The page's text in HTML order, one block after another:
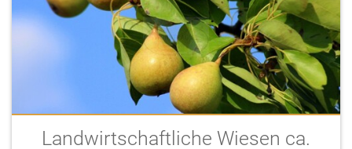
Landwirtschaftliche Wiesen ca.